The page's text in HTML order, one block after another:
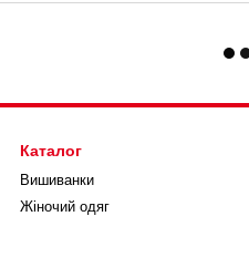
Каталог
Вишиванки
Жіночий одяг